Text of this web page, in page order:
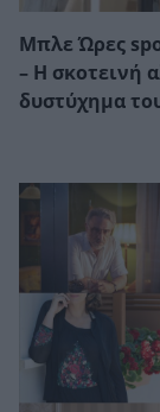
Μπλε Ώρες
– Η σκοτεινή
δυστύχημα